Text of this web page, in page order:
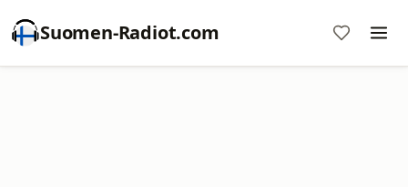
Suomen-Radiot.com